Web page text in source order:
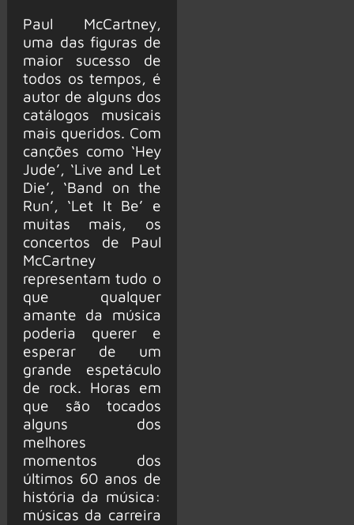
Paul McCartney,
uma das figuras de
maior sucesso de
todos os tempos, é
autor de alguns dos
catálogos musicais
mais queridos. Com
canções como ‘Hey
Jude’, ‘Live and Let
Die’, ‘Band on the
Run’, ‘Let It Be’ e
muitas mais, os
concertos de Paul
McCartney
representam tudo o
que qualquer
amante da música
poderia querer e
esperar de um
grande espetáculo
de rock. Horas em
que são tocados
alguns dos
melhores
momentos dos
últimos 60 anos de
história da música:
músicas da carreira